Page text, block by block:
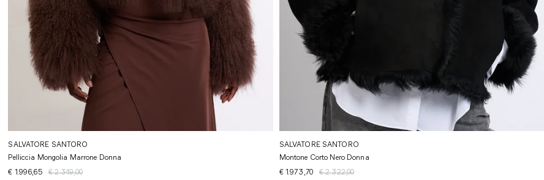
SALVATORE SANTORO
Pelliccia Mongolia Marrone Donna
€ 1.996,65
€ 2.349,00
SALVATORE SANTORO
Montone Corto Nero Donna
€ 1.973,70
€ 2.322,00